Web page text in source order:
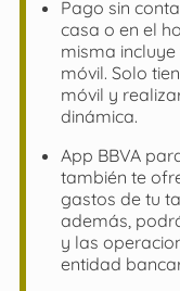
Pago sin
casa o en el
misma
móvil. Solo
móvil y
dinámica.
App BBVA
también te
gastos de tu
además,
y las
entidad